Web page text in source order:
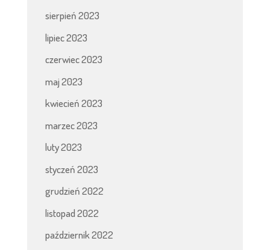
sierpień 2023
lipiec 2023
czerwiec 2023
maj 2023
kwiecień 2023
marzec 2023
luty 2023
styczeń 2023
grudzień 2022
listopad 2022
październik 2022